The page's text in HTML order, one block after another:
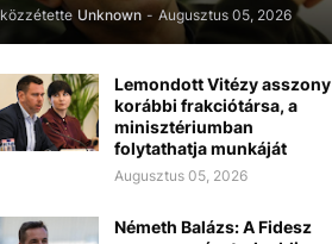
közzétette Unknown - Augusztus 05, 2026
Lemondott Vitézy asszony
korábbi frakciótársa, a
minisztériumban
folytathatja munkáját
Augusztus 05, 2026
Németh Balázs: A Fidesz